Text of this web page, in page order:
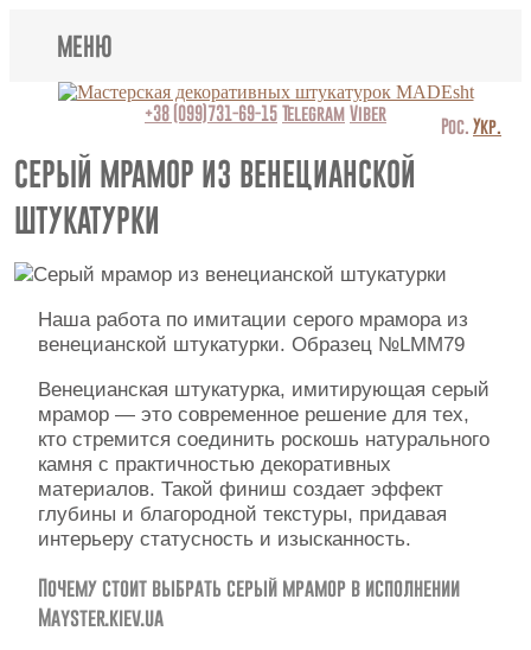
МЕНЮ
Lincrusta
Виды штукатурок
Поклейка обоев
Картины
Декоративные панно
Видео
Вопрос-ответ
О нас
Контакты
+38 (099)731-69-15TelegramViber
СЕРЫЙ МРАМОР ИЗ ВЕНЕЦИАНСКОЙ
ШТУКАТУРКИ
Наша работа по имитации серого мрамора из
венецианской штукатурки. Образец №LMM79
Венецианская штукатурка, имитирующая серый
мрамор — это современное решение для тех,
кто стремится соединить роскошь натурального
камня с практичностью декоративных
материалов. Такой финиш создает эффект
глубины и благородной текстуры, придавая
интерьеру статусность и изысканность.
Почему стоит выбрать серый мрамор в исполнении
Mayster.kiev.ua
Рос.Укр.